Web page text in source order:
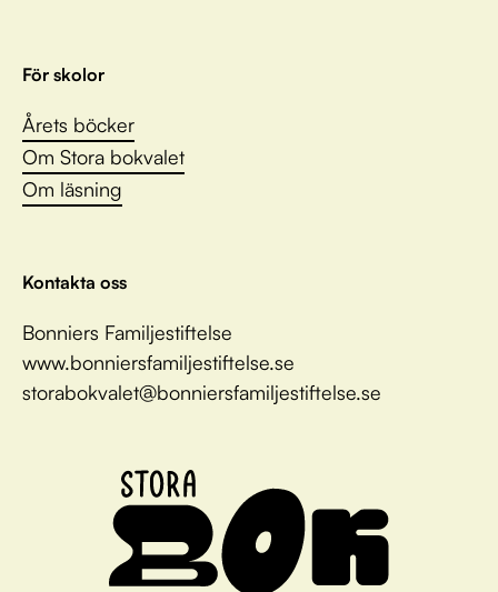
För skolor
Årets böcker
Om Stora bokvalet
Om läsning
Kontakta oss
Bonniers Familjestiftelse
www.bonniersfamiljestiftelse.se
storabokvalet@bonniersfamiljestiftelse.se